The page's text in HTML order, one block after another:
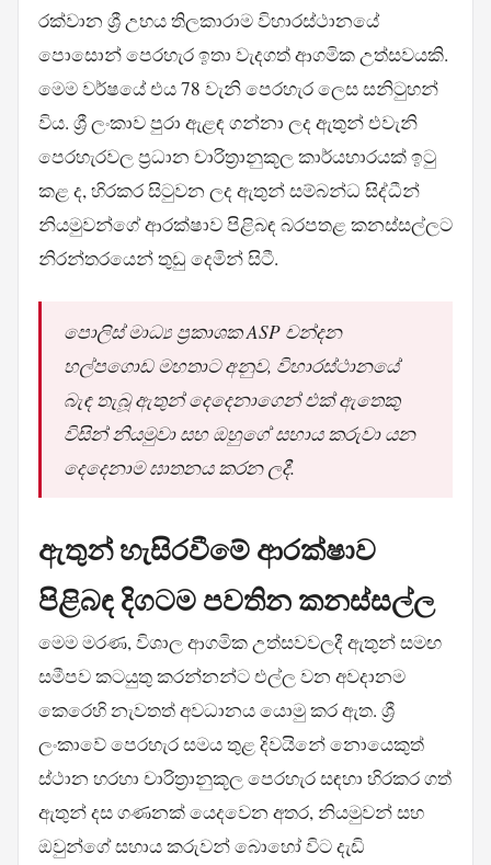
රක්වාන ශ්‍රී උභය තිලකාරාම විහාරස්ථානයේ
පොසොන් පෙරහැර ඉතා වැදගත් ආගමික උත්සවයකි.
මෙම වර්ෂයේ එය 78 වැනි පෙරහැර ලෙස සනිටුහන්
විය. ශ්‍රී ලංකාව පුරා ඇළඳ ගන්නා ලද ඇතුන් එවැනි
පෙරහැරවල ප්‍රධාන චාරිත්‍රානුකූල කාර්යභාරයක් ඉටු
කළ ද, හිරකර සිටුවන ලද ඇතුන් සම්බන්ධ සිද්ධීන්
නියමුවන්ගේ ආරක්ෂාව පිළිබඳ බරපතළ කනස්සල්ලට
නිරන්තරයෙන් තුඩු දෙමින් සිටී.
පොලිස් මාධ්‍ය ප්‍රකාශක ASP චන්දන
හල්පගොඩ මහතාට අනුව, විහාරස්ථානයේ
බැඳ තැබූ ඇතුන් දෙදෙනාගෙන් එක් ඇතෙකු
විසින් නියමුවා සහ ඔහුගේ සහාය කරුවා යන
දෙදෙනාම ඝාතනය කරන ලදී.
ඇතුන් හැසිරවීමේ ආරක්ෂාව
පිළිබඳ දිගටම පවතින කනස්සල්ල
මෙම මරණ, විශාල ආගමික උත්සවවලදී ඇතුන් සමඟ
සමීපව කටයුතු කරන්නන්ට එල්ල වන අවදානම
කෙරෙහි නැවතත් අවධානය යොමු කර ඇත. ශ්‍රී
ලංකාවේ පෙරහැර සමය තුළ දිවයිනේ නොයෙකුත්
ස්ථාන හරහා චාරිත්‍රානුකූල පෙරහැර සඳහා හිරකර ගත්
ඇතුන් දස ගණනක් යෙදවෙන අතර, නියමුවන් සහ
ඔවුන්ගේ සහාය කරුවන් බොහෝ විට දැඩි